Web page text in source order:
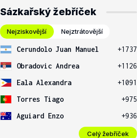
Sázkařský žebříček
Nejziskovější Nejztrátovější
Cerundolo Juan Manuel
+1737
Obradovic Andrea
+1126
Eala Alexandra
+1091
Torres Tiago
+975
Aguiard Enzo
+936
Celý žebříček